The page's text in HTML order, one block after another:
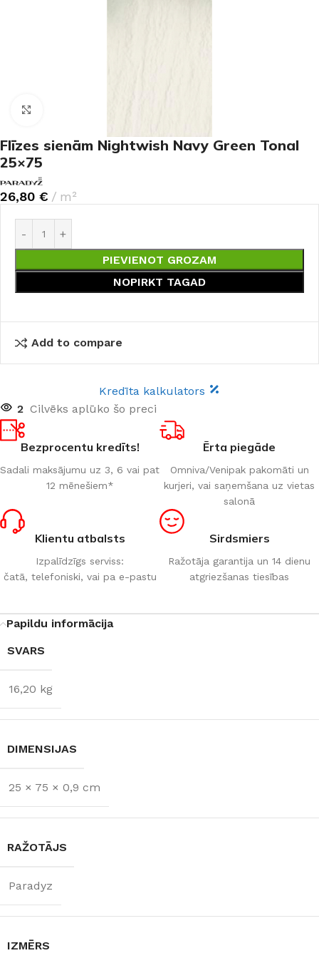
Flīzes sienām Nightwish Navy Green Tonal
25×75
26,80 € m²
PIEVIENOT GROZAM
NOPIRKT TAGAD
Add to compare
Kredīta kalkulators
2 Cilvēks aplūko šo preci
Bezprocentu kredīts!
Sadali maksājumu uz 3, 6 vai pat
12 mēnešiem*
Ērta piegāde
Omniva/Venipak pakomāti un
kurjeri, vai saņemšana uz vietas
salonā
Klientu atbalsts
Izpalīdzīgs serviss:
čatā, telefoniski, vai pa e-pastu
Sirdsmiers
Ražotāja garantija un 14 dienu
atgriezšanas tiesības
Papildu informācija
SVARS
16,20 kg
DIMENSIJAS
25 × 75 × 0,9 cm
RAŽOTĀJS
Paradyz
IZMĒRS